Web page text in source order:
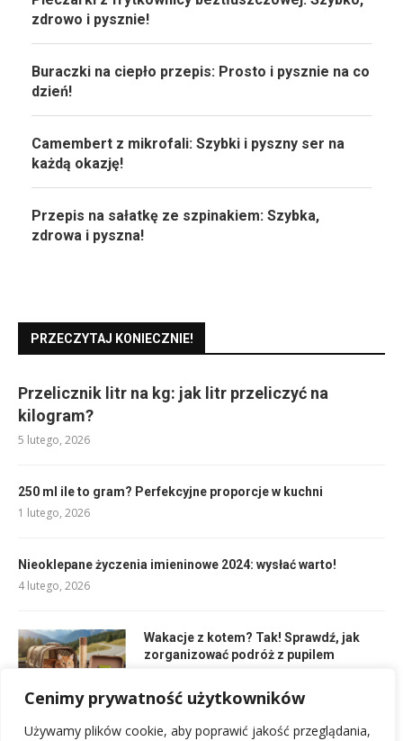
Cenimy prywatność użytkowników
Używamy plików cookie, aby poprawić jakość przeglądania,
zdrowo i pysznie!
Buraczki na ciepło przepis: Prosto i pysznie na co
dzień!
Camembert z mikrofali: Szybki i pyszny ser na
każdą okazję!
Przepis na sałatkę ze szpinakiem: Szybka,
zdrowa i pyszna!
PRZECZYTAJ KONIECZNIE!
Przelicznik litr na kg: jak litr przeliczyć na
kilogram?
5 lutego, 2026
250 ml ile to gram? Perfekcyjne proporcje w kuchni
1 lutego, 2026
Nieoklepane życzenia imieninowe 2024: wysłać warto!
4 lutego, 2026
Wakacje z kotem? Tak! Sprawdź, jak
zorganizować podróż z pupilem